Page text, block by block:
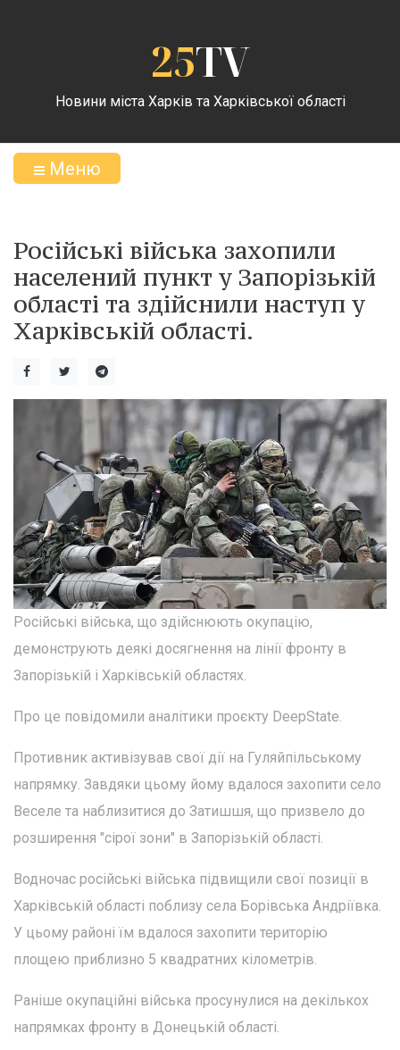
25TV
Новини міста Харків та Харківської області
Меню
Російські війська захопили
населений пункт у Запорізькій
області та здійснили наступ у
Харківській області.
Російські війська, що здійснюють окупацію,
демонструють деякі досягнення на лінії фронту в
Запорізькій і Харківській областях.
Про це повідомили аналітики проєкту DeepState.
Противник активізував свої дії на Гуляйпільському
напрямку. Завдяки цьому йому вдалося захопити село
Веселе та наблизитися до Затишшя, що призвело до
розширення "сірої зони" в Запорізькій області.
Водночас російські війська підвищили свої позиції в
Харківській області поблизу села Борівська Андріївка.
У цьому районі їм вдалося захопити територію
площею приблизно 5 квадратних кілометрів.
Раніше окупаційні війська просунулися на декількох
напрямках фронту в Донецькій області.